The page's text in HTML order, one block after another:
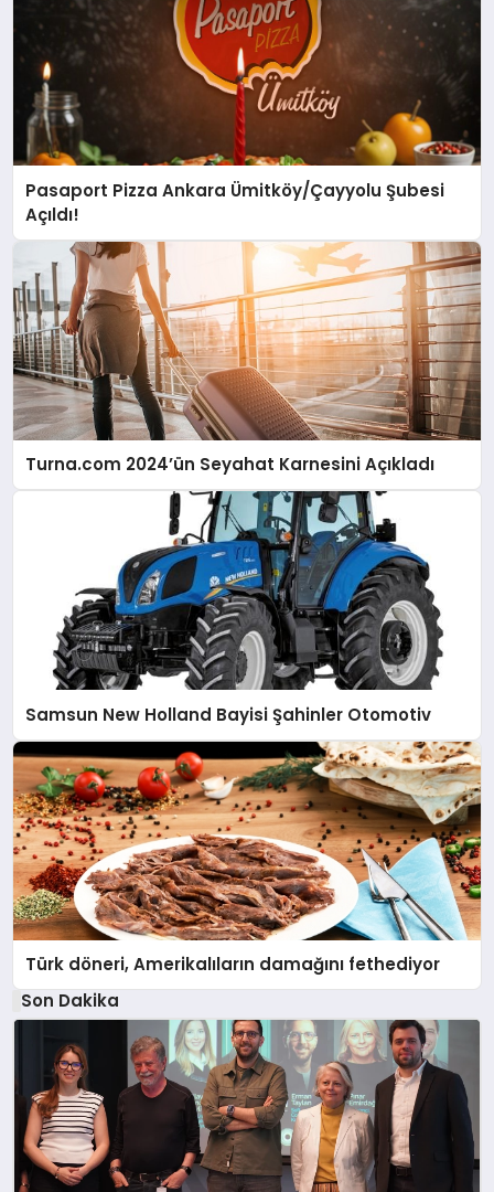
Pasaport Pizza Ankara Ümitköy/Çayyolu Şubesi
Açıldı!
Turna.com 2024’ün Seyahat Karnesini Açıkladı
Samsun New Holland Bayisi Şahinler Otomotiv
Türk döneri, Amerikalıların damağını fethediyor
Son Dakika